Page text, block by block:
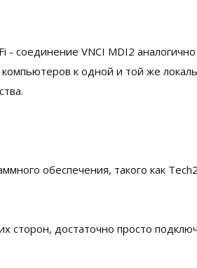
соединение VNCI MDI2
к одной и той же
обеспечения, такого как
сторон, достаточно просто